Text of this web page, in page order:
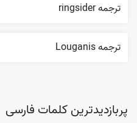
ترجمه ringsider
ترجمه Louganis
پربازدیدترین کلمات فارسی